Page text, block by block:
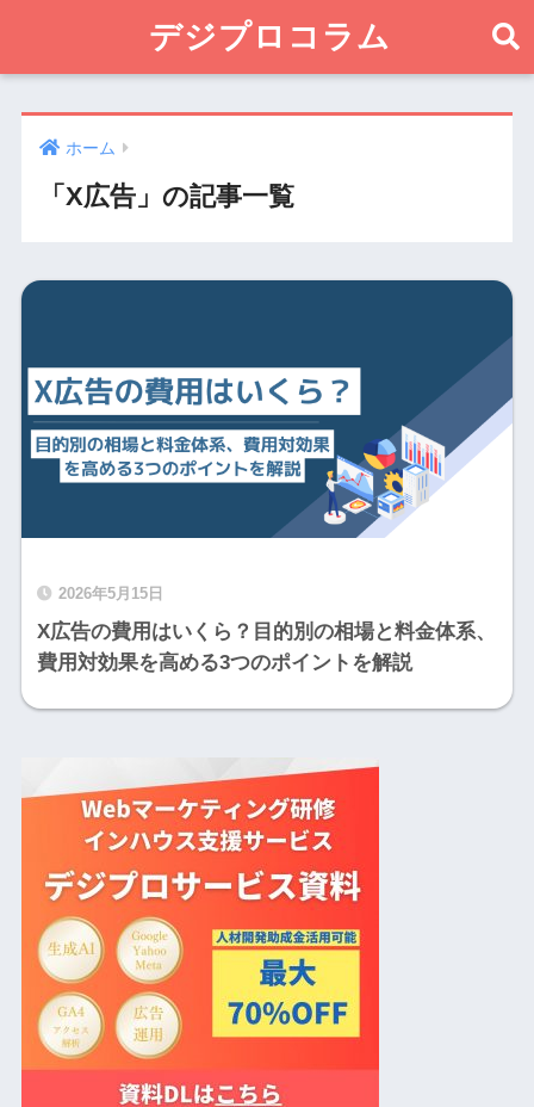
デジプロコラム
ホーム
「X広告」の記事一覧
2026年5月15日
X広告の費用はいくら？目的別の相場と料金体系、
費用対効果を高める3つのポイントを解説